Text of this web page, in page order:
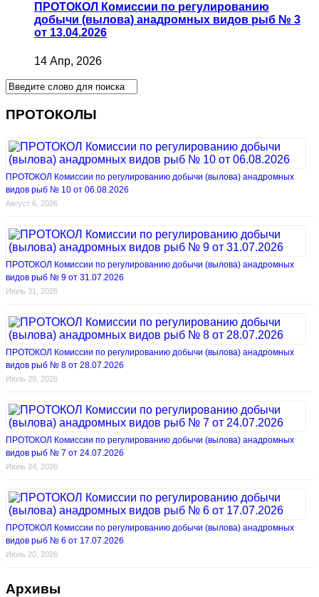
ПРОТОКОЛ Комиссии по регулированию
добычи (вылова) анадромных видов рыб № 3
от 13.04.2026
14 Апр, 2026
ПРОТОКОЛЫ
ПРОТОКОЛ Комиссии по регулированию добычи (вылова) анадромных
видов рыб № 10 от 06.08.2026
Август 6, 2026
ПРОТОКОЛ Комиссии по регулированию добычи (вылова) анадромных
видов рыб № 9 от 31.07.2026
Июль 31, 2026
ПРОТОКОЛ Комиссии по регулированию добычи (вылова) анадромных
видов рыб № 8 от 28.07.2026
Июль 29, 2026
ПРОТОКОЛ Комиссии по регулированию добычи (вылова) анадромных
видов рыб № 7 от 24.07.2026
Июль 24, 2026
ПРОТОКОЛ Комиссии по регулированию добычи (вылова) анадромных
видов рыб № 6 от 17.07.2026
Июль 20, 2026
Архивы